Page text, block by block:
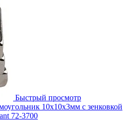
Быстрый просмотр
10х10х3мм с зенковкой
72-3700